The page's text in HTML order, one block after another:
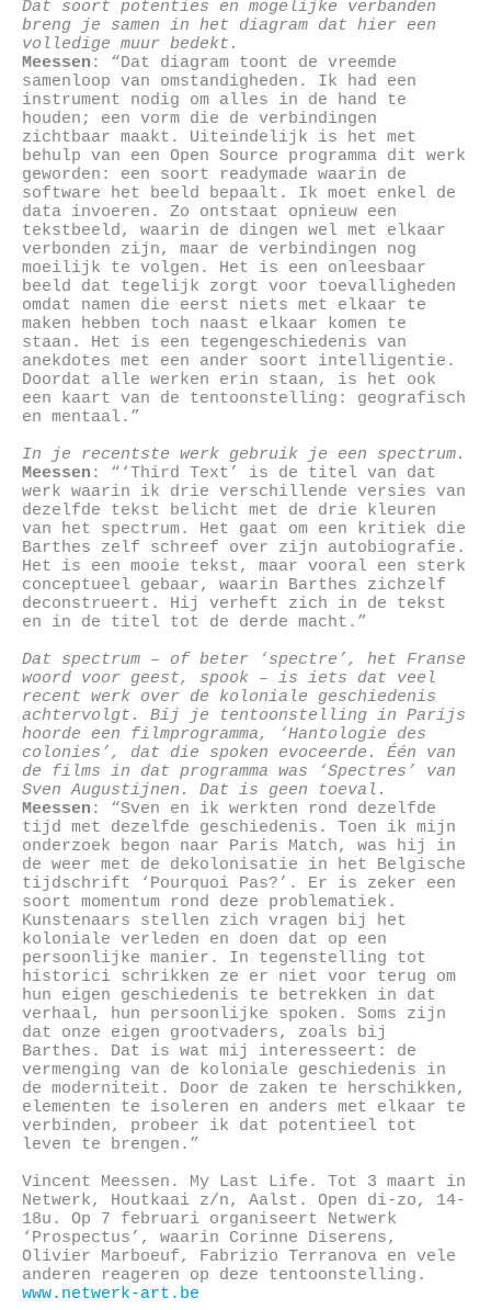
Dat soort potenties en mogelijke verbanden
breng je samen in het diagram dat hier een
volledige muur bedekt.
Meessen : “Dat diagram toont de vreemde
samenloop van omstandigheden. Ik had een
instrument nodig om alles in de hand te
houden; een vorm die de verbindingen
zichtbaar maakt. Uiteindelijk is het met
behulp van een Open Source programma dit werk
geworden: een soort readymade waarin de
software het beeld bepaalt. Ik moet enkel de
data invoeren. Zo ontstaat opnieuw een
tekstbeeld, waarin de dingen wel met elkaar
verbonden zijn, maar de verbindingen nog
moeilijk te volgen. Het is een onleesbaar
beeld dat tegelijk zorgt voor toevalligheden
omdat namen die eerst niets met elkaar te
maken hebben toch naast elkaar komen te
staan. Het is een tegengeschiedenis van
anekdotes met een ander soort intelligentie.
Doordat alle werken erin staan, is het ook
een kaart van de tentoonstelling: geografisch
en mentaal.”
In je recentste werk gebruik je een spectrum.
Meessen : “‘Third Text’ is de titel van dat
werk waarin ik drie verschillende versies van
dezelfde tekst belicht met de drie kleuren
van het spectrum. Het gaat om een kritiek die
Barthes zelf schreef over zijn autobiografie.
Het is een mooie tekst, maar vooral een sterk
conceptueel gebaar, waarin Barthes zichzelf
deconstrueert. Hij verheft zich in de tekst
en in de titel tot de derde macht.”
Dat spectrum – of beter ‘spectre’, het Franse
woord voor geest, spook – is iets dat veel
recent werk over de koloniale geschiedenis
achtervolgt. Bij je tentoonstelling in Parijs
hoorde een filmprogramma, ‘Hantologie des
colonies’, dat die spoken evoceerde. Één van
de films in dat programma was ‘Spectres’ van
Sven Augustijnen. Dat is geen toeval.
Meessen : “Sven en ik werkten rond dezelfde
tijd met dezelfde geschiedenis. Toen ik mijn
onderzoek begon naar Paris Match, was hij in
de weer met de dekolonisatie in het Belgische
tijdschrift ‘Pourquoi Pas?’. Er is zeker een
soort momentum rond deze problematiek.
Kunstenaars stellen zich vragen bij het
koloniale verleden en doen dat op een
persoonlijke manier. In tegenstelling tot
historici schrikken ze er niet voor terug om
hun eigen geschiedenis te betrekken in dat
verhaal, hun persoonlijke spoken. Soms zijn
dat onze eigen grootvaders, zoals bij
Barthes. Dat is wat mij interesseert: de
vermenging van de koloniale geschiedenis in
de moderniteit. Door de zaken te herschikken,
elementen te isoleren en anders met elkaar te
verbinden, probeer ik dat potentieel tot
leven te brengen.”
Vincent Meessen. My Last Life. Tot 3 maart in
Netwerk, Houtkaai z/n, Aalst. Open di-zo, 14-
18u. Op 7 februari organiseert Netwerk
‘Prospectus’, waarin Corinne Diserens,
Olivier Marboeuf, Fabrizio Terranova en vele
anderen reageren op deze tentoonstelling.
www.netwerk-art.be